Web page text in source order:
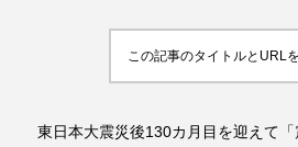
この記事のタイトルとURL
東日本大震災後130カ月目を迎えて「